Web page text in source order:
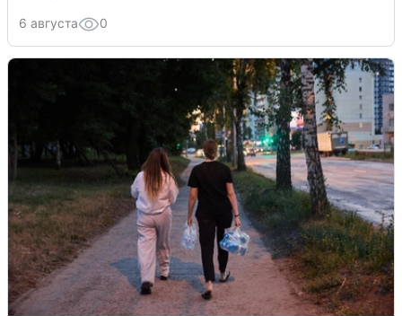
6 августа 0